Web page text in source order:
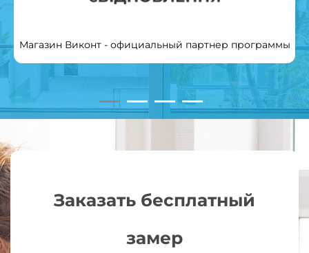
Магазин Виконт - официальный партнер программы
Заказать бесплатный
замер